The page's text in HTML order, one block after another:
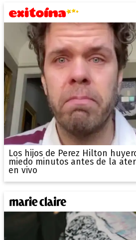
Los hijos de Perez Hilton
miedo minutos antes de la
en vivo